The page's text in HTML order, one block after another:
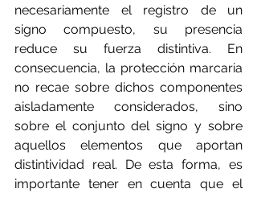
necesariamente el registro de un
signo compuesto, su presencia
reduce su fuerza distintiva. En
consecuencia, la protección marcaria
no recae sobre dichos componentes
aisladamente considerados, sino
sobre el conjunto del signo y sobre
aquellos elementos que aportan
distintividad real. De esta forma, es
importante tener en cuenta que el